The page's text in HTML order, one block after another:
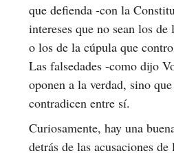
que defienda -con la
intereses que no sean los de
o los de la cúpula que
Las falsedades -como dijo
oponen a la verdad, sino
contradicen entre sí.
Curiosamente, hay una
detrás de las acusaciones